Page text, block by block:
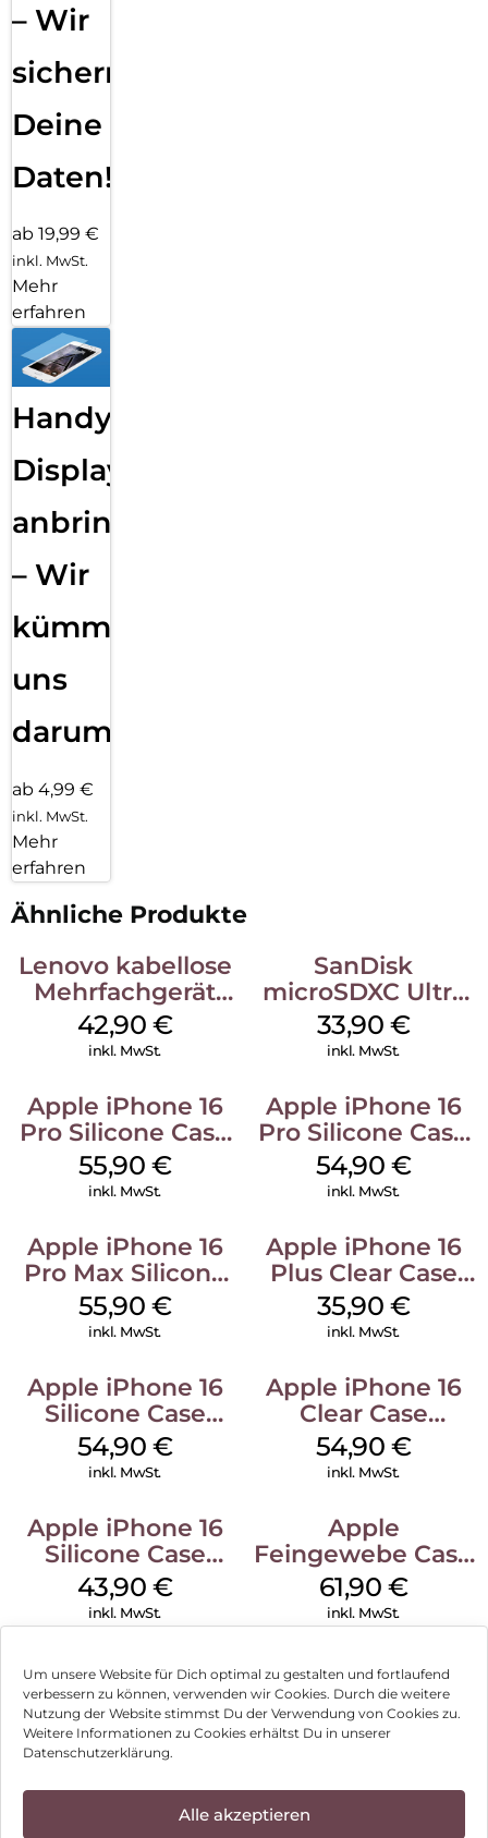
Um unsere Website für Dich optimal zu gestalten und fortlaufend
verbessern zu können, verwenden wir Cookies. Durch die weitere
Nutzung der Website stimmst Du der Verwendung von Cookies zu.
Weitere Informationen zu Cookies erhältst Du in unserer
Datenschutzerklärung.
Alle akzeptieren
– Wir
sichern
Deine
Daten!
ab 19,99 €
inkl. MwSt.
Mehr
erfahren
Handy
Displayfolie
anbringen
– Wir
kümmern
uns
darum!
ab 4,99 €
inkl. MwSt.
Mehr
erfahren
Ähnliche Produkte
Lenovo kabellose
Mehrfachgerät
Luna Grey
42,90 €
inkl. MwSt.
SanDisk
microSDXC Ultra
128 GB + Adapter
Mobile
33,90 €
inkl. MwSt.
Apple iPhone 16
Pro Silicone Case
MagSafe Stone
Gray
55,90 €
inkl. MwSt.
Apple iPhone 16
Pro Silicone Case
MagSafe Black
54,90 €
inkl. MwSt.
Apple iPhone 16
Pro Max Silicone
Case MagSafe
Stone Gray
55,90 €
inkl. MwSt.
Apple iPhone 16
Plus Clear Case
MagSafe
Transparent
35,90 €
inkl. MwSt.
Apple iPhone 16
Silicone Case
MagSafe Lake
Green
54,90 €
inkl. MwSt.
Apple iPhone 16
Clear Case
MagSafe
Transparent
54,90 €
inkl. MwSt.
Apple iPhone 16
Silicone Case
MagSafe Plum
43,90 €
inkl. MwSt.
Apple
Feingewebe Case
iPhone 15 Pro
MagSafe Schwarz
61,90 €
inkl. MwSt.
Impressum